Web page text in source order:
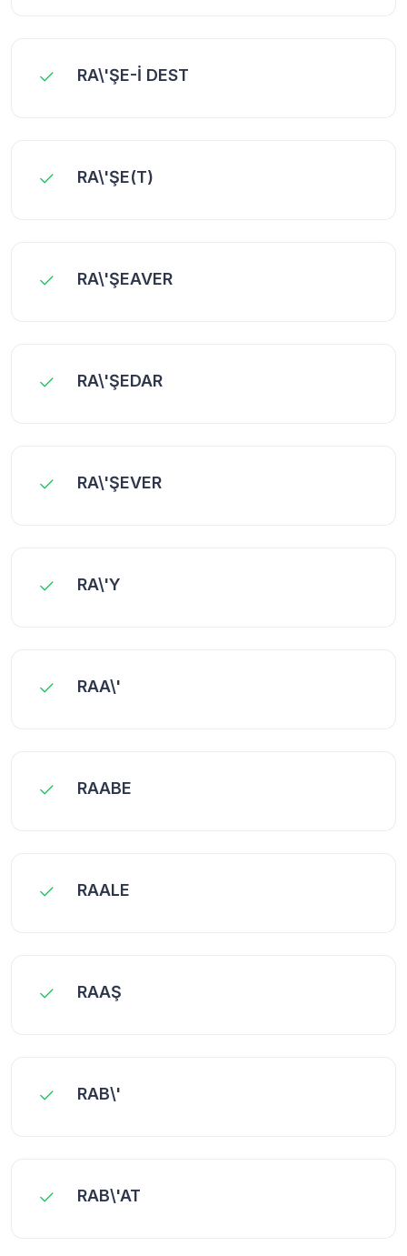
RA\'ŞE-İ DEST
RA\'ŞE(T)
RA\'ŞEAVER
RA\'ŞEDAR
RA\'ŞEVER
RA\'Y
RAA\'
RAABE
RAALE
RAAŞ
RAB\'
RAB\'AT